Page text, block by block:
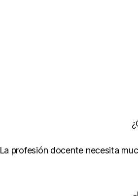
La profesión docente necesita